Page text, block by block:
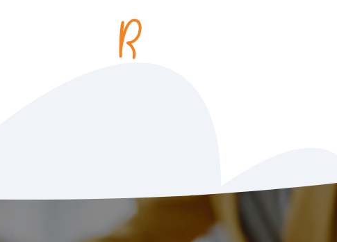
Comptabilité, audit et fiscalité
Construction et Génie civil
Mécanicien
Nettoyage industriel